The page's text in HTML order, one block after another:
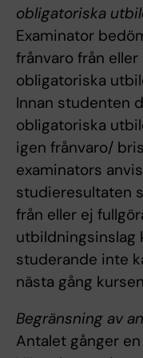
obligatoriska
Examinator
frånvaro från
obligatoriska
Innan studenten
obligatoriska
igen frånvaro/
examinators
studieresultaten
från eller ej
utbildningsinslag
studerande inte
nästa gång
Begränsning av
Antalet gånger